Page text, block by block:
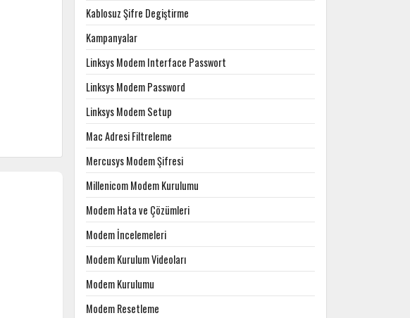
Kablosuz Şifre Degiştirme
Kampanyalar
Linksys Modem Interface Passwort
Linksys Modem Password
Linksys Modem Setup
Mac Adresi Filtreleme
Mercusys Modem Şifresi
Millenicom Modem Kurulumu
Modem Hata ve Çözümleri
Modem İncelemeleri
Modem Kurulum Videoları
Modem Kurulumu
Modem Resetleme